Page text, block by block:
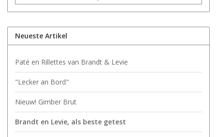
Neueste Artikel
Paté en Rillettes van Brandt & Levie
"Lecker an Bord"
Nieuw! Gimber Brut
Brandt en Levie, als beste getest